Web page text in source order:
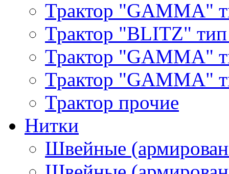
Трактор "GAMMA"
Трактор "BLITZ"
Трактор "GAMMA"
Трактор "GAMMA"
Трактор прочие
Нитки
Швейные